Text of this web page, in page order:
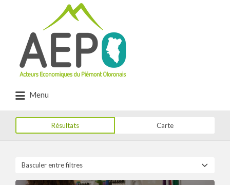
Menu
Résultats Carte
Basculer entre filtres